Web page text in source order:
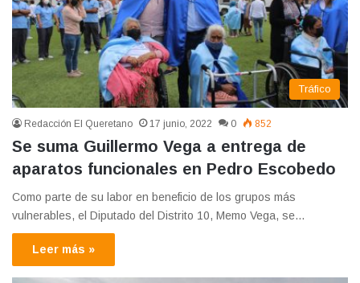
Tráfico
Redacción El Queretano 17 junio, 2022 0 852
Se suma Guillermo Vega a entrega de
aparatos funcionales en Pedro Escobedo
Como parte de su labor en beneficio de los grupos más
vulnerables, el Diputado del Distrito 10, Memo Vega, se…
Leer más »